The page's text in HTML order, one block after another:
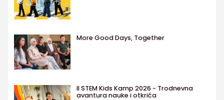
More Good Days, Together
II STEM Kids Kamp 2026 - Trodnevna
avantura nauke i otkrića